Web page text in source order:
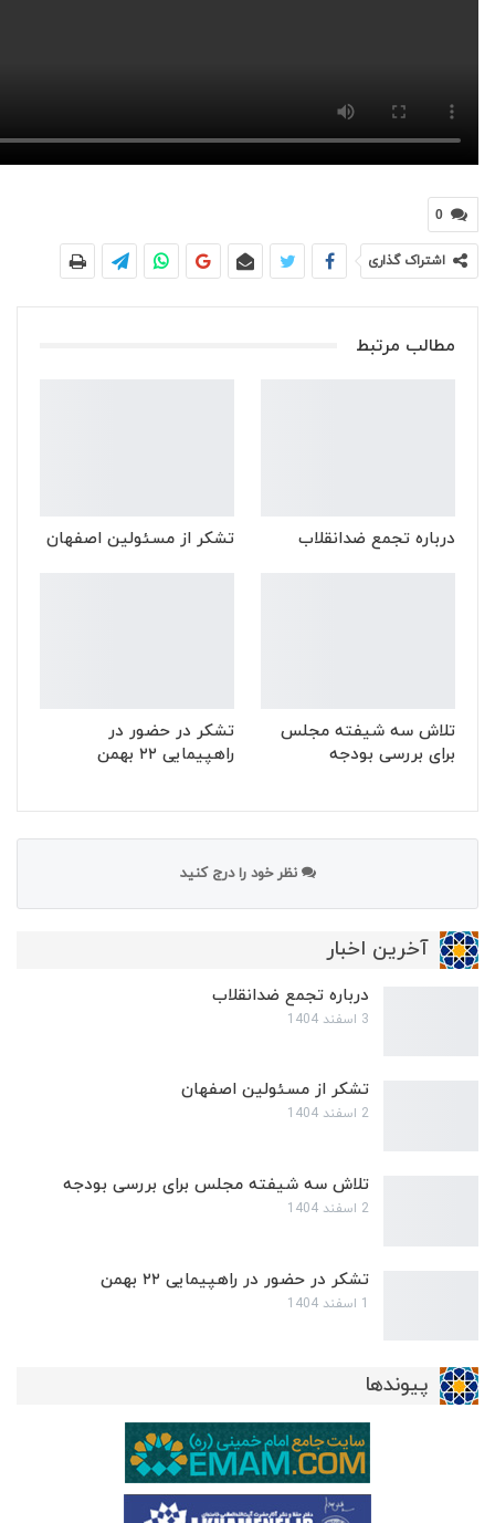
0
اشتراک گذاری
مطالب مرتبط
درباره تجمع ضدانقلاب تشکر از مسئولین اصفهان
تلاش سه شیفته مجلس
برای بررسی بودجه
تشکر در حضور در
راهپیمایی ۲۲ بهمن
نظر خود را درج کنید
آخرین اخبار
درباره تجمع ضدانقلاب
3 اسفند 1404
تشکر از مسئولین اصفهان
2 اسفند 1404
تلاش سه شیفته مجلس برای بررسی بودجه
2 اسفند 1404
تشکر در حضور در راهپیمایی ۲۲ بهمن
1 اسفند 1404
پیوندها